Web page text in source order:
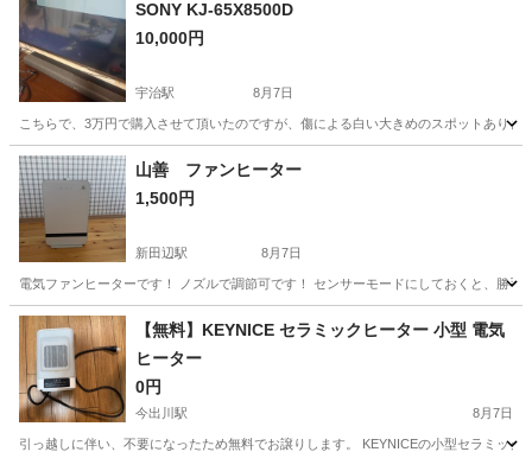
SONY KJ-65X8500D
10,000円
宇治駅 8月7日
こちらで、3万円で購入させて頂いたのですが、傷による白い大きめのスポットあり
京都 宇治市 宇治駅 テレビ
山善 ファンヒーター
1,500円
新田辺駅 8月7日
電気ファンヒーターです！ ノズルで調節可です！ センサーモードにしておくと、勝手
京都 京田辺市 新田辺駅 季節、空調家電
【無料】KEYNICE セラミックヒーター 小型 電気
ヒーター
0円
今出川駅 8月7日
引っ越しに伴い、不要になったため無料でお譲りします。 KEYNICEの小型セラミッ